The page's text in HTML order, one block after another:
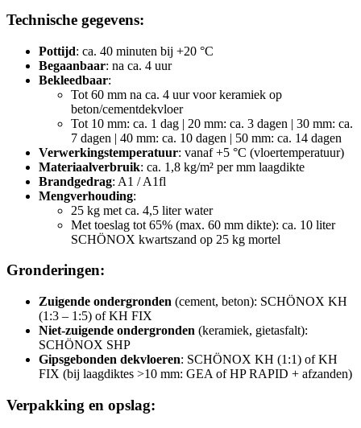
Technische gegevens:
Pottijd: ca. 40 minuten bij +20 °C
Begaanbaar: na ca. 4 uur
Bekleedbaar:
Tot 60 mm na ca. 4 uur voor keramiek op
beton/cementdekvloer
Tot 10 mm: ca. 1 dag | 20 mm: ca. 3 dagen | 30 mm: ca.
7 dagen | 40 mm: ca. 10 dagen | 50 mm: ca. 14 dagen
Verwerkingstemperatuur: vanaf +5 °C (vloertemperatuur)
Materiaalverbruik: ca. 1,8 kg/m² per mm laagdikte
Brandgedrag: A1 / A1fl
Mengverhouding:
25 kg met ca. 4,5 liter water
Met toeslag tot 65% (max. 60 mm dikte): ca. 10 liter
SCHÖNOX kwartszand op 25 kg mortel
Gronderingen:
Zuigende ondergronden (cement, beton): SCHÖNOX KH
(1:3 – 1:5) of KH FIX
Niet-zuigende ondergronden (keramiek, gietasfalt):
SCHÖNOX SHP
Gipsgebonden dekvloeren: SCHÖNOX KH (1:1) of KH
FIX (bij laagdiktes >10 mm: GEA of HP RAPID + afzanden)
Verpakking en opslag: